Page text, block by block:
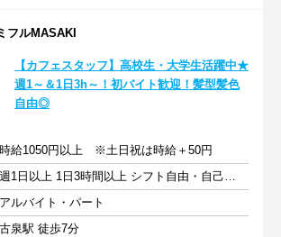
フルMASAKI
【カフェスタッフ】高校生・大学生活躍中★
週1～＆1日3h～！初バイト歓迎！髪型髪色
自由◎
時給1050円以上 ※土日祝は時給＋50円
週1日以上 1日3時間以上 シフト自由・自己申告
アルバイト・パート
古泉駅 徒歩7分